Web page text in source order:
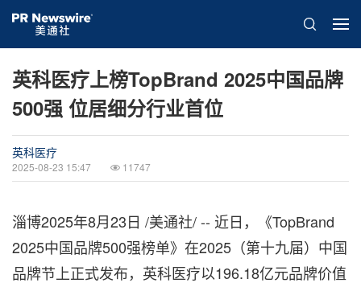
英科医疗上榜TopBrand 2025中国品牌
500强 位居细分行业首位
英科医疗
2025-08-23 15:47 11747
淄博2025年8月23日 /美通社/ -- 近日，《TopBrand
2025中国品牌500强榜单》在2025（第十九届）中国
品牌节上正式发布，英科医疗以196.18亿元品牌价值